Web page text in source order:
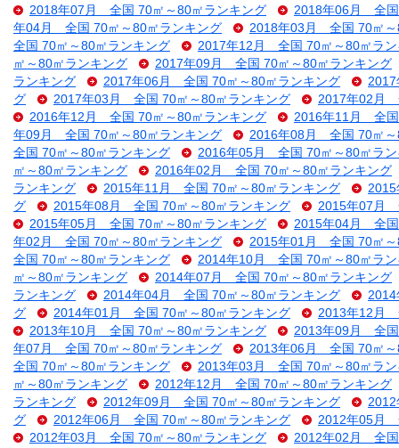
2018年07月 全国 70㎡～80㎡ランキング
2018年06月 全国
年04月 全国 70㎡～80㎡ランキング
2018年03月 全国 70㎡～
全国 70㎡～80㎡ランキング
2017年12月 全国 70㎡～80㎡ラン
㎡～80㎡ランキング
2017年09月 全国 70㎡～80㎡ランキング
ランキング
2017年06月 全国 70㎡～80㎡ランキング
グ
2017年03月 全国 70㎡～80㎡ランキング
2017年02月
2016年12月 全国 70㎡～80㎡ランキング
2016年11月 全国
年09月 全国 70㎡～80㎡ランキング
2016年08月 全国 70㎡～
全国 70㎡～80㎡ランキング
2016年05月 全国 70㎡～80㎡ラン
㎡～80㎡ランキング
2016年02月 全国 70㎡～80㎡ランキング
ランキング
2015年11月 全国 70㎡～80㎡ランキング
グ
2015年08月 全国 70㎡～80㎡ランキング
2015年07月
2015年05月 全国 70㎡～80㎡ランキング
2015年04月 全国
年02月 全国 70㎡～80㎡ランキング
2015年01月 全国 70㎡～
全国 70㎡～80㎡ランキング
2014年10月 全国 70㎡～80㎡ラン
㎡～80㎡ランキング
2014年07月 全国 70㎡～80㎡ランキング
ランキング
2014年04月 全国 70㎡～80㎡ランキング
グ
2014年01月 全国 70㎡～80㎡ランキング
2013年12月
2013年10月 全国 70㎡～80㎡ランキング
2013年09月 全国
年07月 全国 70㎡～80㎡ランキング
2013年06月 全国 70㎡～
全国 70㎡～80㎡ランキング
2013年03月 全国 70㎡～80㎡ラン
㎡～80㎡ランキング
2012年12月 全国 70㎡～80㎡ランキング
ランキング
2012年09月 全国 70㎡～80㎡ランキング
グ
2012年06月 全国 70㎡～80㎡ランキング
2012年05月
2012年03月 全国 70㎡～80㎡ランキング
2012年02月 全国